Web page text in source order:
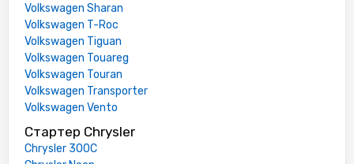
Volkswagen Sharan
Volkswagen T-Roc
Volkswagen Tiguan
Volkswagen Touareg
Volkswagen Touran
Volkswagen Transporter
Volkswagen Vento
Стартер Chrysler
Chrysler 300C